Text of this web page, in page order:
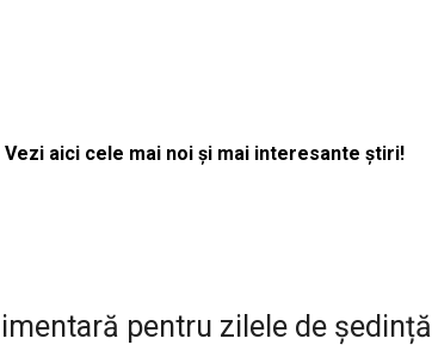
Vezi aici cele mai noi și mai interesante știri!
pentru zilele de ședință